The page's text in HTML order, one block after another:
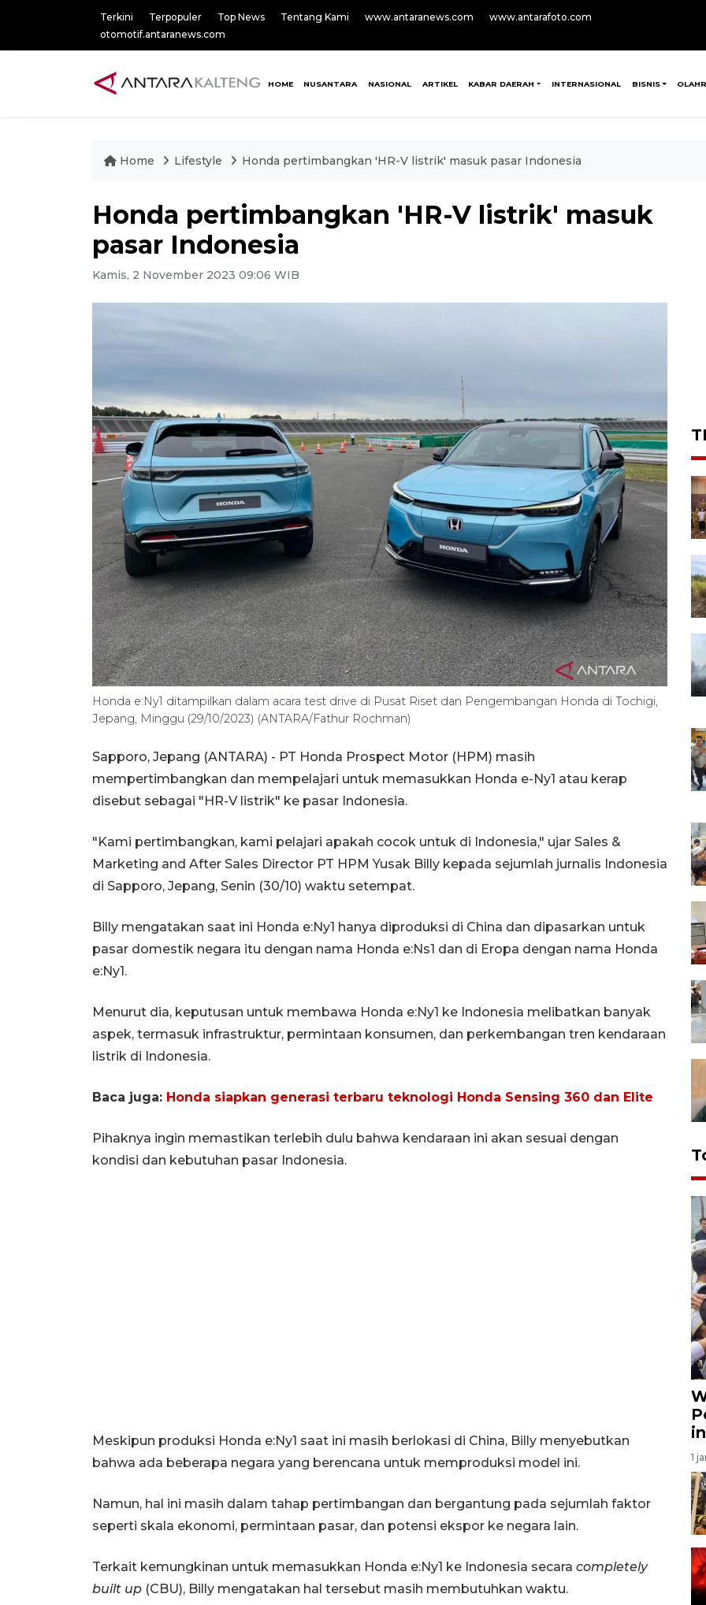
Terkini Terpopuler Top News Tentang Kami www.antaranews.com
www.antarafoto.com
otomotif.antaranews.com
HOME NUSANTARA NASIONAL ARTIKEL KABAR DAERAH INTERNASIONAL BISNIS
Home Lifestyle Honda pertimbangkan 'HR-V listrik' masuk pasar Indonesia
Honda pertimbangkan 'HR-V listrik' masuk
pasar Indonesia
Kamis, 2 November 2023 09:06 WIB
Honda e:Ny1 ditampilkan dalam acara test drive di Pusat Riset dan Pengembangan Honda di Tochigi,
Jepang, Minggu (29/10/2023) (ANTARA/Fathur Rochman)
Sapporo, Jepang (ANTARA) - PT Honda Prospect Motor (HPM) masih
mempertimbangkan dan mempelajari untuk memasukkan Honda e-Ny1 atau kerap
disebut sebagai "HR-V listrik" ke pasar Indonesia.
"Kami pertimbangkan, kami pelajari apakah cocok untuk di Indonesia," ujar Sales &
Marketing and After Sales Director PT HPM Yusak Billy kepada sejumlah jurnalis Indonesia
di Sapporo, Jepang, Senin (30/10) waktu setempat.
Billy mengatakan saat ini Honda e:Ny1 hanya diproduksi di China dan dipasarkan untuk
pasar domestik negara itu dengan nama Honda e:Ns1 dan di Eropa dengan nama Honda
e:Ny1.
Menurut dia, keputusan untuk membawa Honda e:Ny1 ke Indonesia melibatkan banyak
aspek, termasuk infrastruktur, permintaan konsumen, dan perkembangan tren kendaraan
listrik di Indonesia.
Baca juga: Honda siapkan generasi terbaru teknologi Honda Sensing 360 dan Elite
Pihaknya ingin memastikan terlebih dulu bahwa kendaraan ini akan sesuai dengan
kondisi dan kebutuhan pasar Indonesia.
Meskipun produksi Honda e:Ny1 saat ini masih berlokasi di China, Billy menyebutkan
bahwa ada beberapa negara yang berencana untuk memproduksi model ini.
Namun, hal ini masih dalam tahap pertimbangan dan bergantung pada sejumlah faktor
seperti skala ekonomi, permintaan pasar, dan potensi ekspor ke negara lain.
Terkait kemungkinan untuk memasukkan Honda e:Ny1 ke Indonesia secara completely
built up (CBU), Billy mengatakan hal tersebut masih membutuhkan waktu.
1